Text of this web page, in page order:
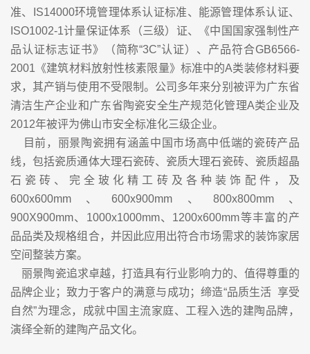
准、IS14000环境管理体系认证标准、能源管理体系认证、
ISO1002-1计量保证体系（三级）证、《中国国家强制性产
品认证标志证书》（简称“3C”认证）、产品符合GB6566-
2001《建筑材料放射性核素限量》标准中的A类装修材料要
求，其产销与使用不受限制。公司多年来分别被评为广东省
清洁生产企业和广东省陶瓷安全生产规范化管理A类企业及
2012年被评为佛山市安全标准化三级企业。
目前，丽景陶瓷拥有涵盖中国市场高中低端的瓷砖产品
线，包括瓷质通体大理石瓷砖、瓷质大理石瓷砖、瓷质超晶
石瓷砖、完全玻化精工砖及各种装饰配件，及
600x600mm、600x900mm、800x800mm、
900X900mm、1000x1000mm、1200x600mm等丰富的产
品品类及规格组合，并因此应用出符合市场需求的装饰家居
空间整装方案。
丽景陶瓷追求卓越，打造具有行业影响力的、值得尊重的
品牌企业；致力于客户的满意与成功；缔造“品质生活 享受
自然”为理念，成就中国主流家庭、工程入选的建陶品牌，
演绎全新的建陶产品文化。